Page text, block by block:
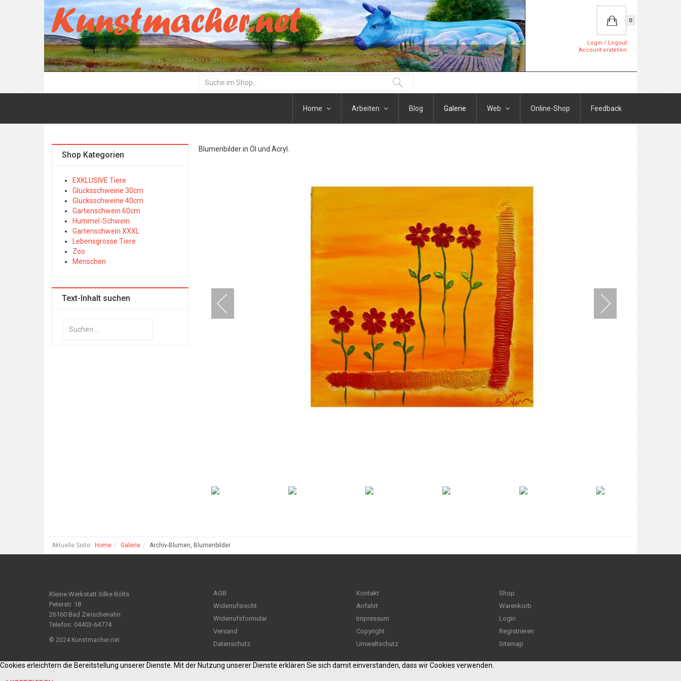
0
Login / Logout
Account erstellen
Home Arbeiten Blog Galerie Web Online-Shop Feedback
Blumenbilder in Öl und Acryl.
Shop Kategorien
EXKLUSIVE Tiere
Glücksschweine 30cm
Glücksschweine 40cm
Gartenschwein 60cm
Hummel-Schwein
Gartenschwein XXXL
Lebensgrosse Tiere
Zoo
Menschen
Text-Inhalt suchen
Aktuelle Seite: Home Galerie Archiv-Blumen, Blumenbilder
Kleine Werkstatt Silke Bölts
Peterstr. 18
26160 Bad Zwischenahn
Telefon: 04403-64774
© 2024 Kunstmacher.net
AGB
Widerrufsrecht
Widerrufsformular
Versand
Datenschutz
Kontakt
Anfahrt
Impressum
Copyright
Umweltschutz
Shop
Warenkorb
Login
Registrieren
Sitemap
Cookies erleichtern die Bereitstellung unserer Dienste. Mit der Nutzung unserer Dienste erklären Sie sich damit einverstanden, dass wir Cookies verwenden.